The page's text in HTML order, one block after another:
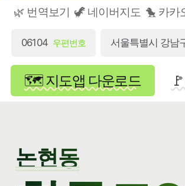
🌿 번역보기 🦖 네이버지도 🐤 카카
06104 우편번호 서울특별시 강남
🗺️ 지도앱 다운로드
논현동